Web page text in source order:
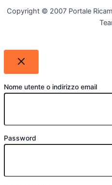
Copyright © 2007 Portale
Nome utente o indirizzo email
Password